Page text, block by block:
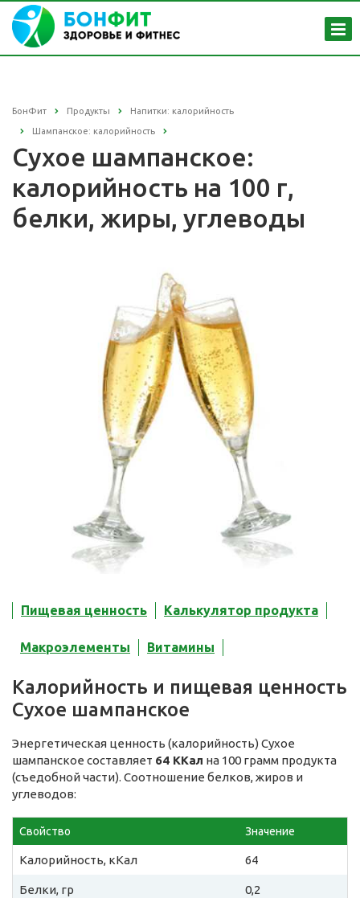
БонФит Продукты Напитки: калорийность
Шампанское: калорийность
Сухое шампанское:
калорийность на 100 г,
белки, жиры, углеводы
Пищевая ценность Калькулятор продукта
Макроэлементы Витамины
Калорийность и пищевая ценность
Сухое шампанское
Энергетическая ценность (калорийность) Сухое
шампанское составляет 64 ККал на 100 грамм продукта
(съедобной части). Соотношение белков, жиров и
углеводов:
Свойство Значение
Калорийность, кКал 64
Белки, гр 0,2